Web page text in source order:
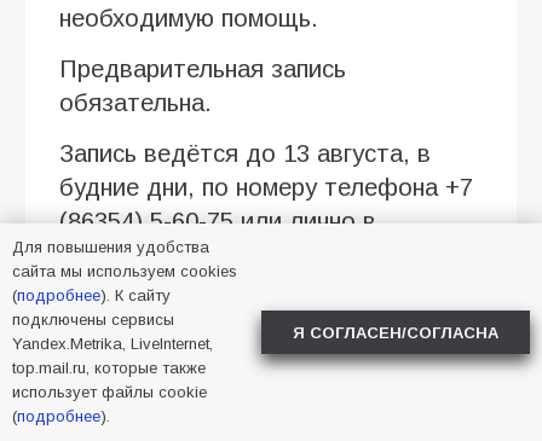
необходимую помощь.
Предварительная запись
обязательна.
Запись ведётся до 13 августа, в
будние дни, по номеру телефона +7
(86354) 5-60-75 или лично в
Администрации города (пл. Ленина,
3)
После завершения приёма на
площадке ГКДЦ продолжится
праздничная программа. С 14:30
Для повышения удобства
сайта мы используем cookies
(подробнее). К сайту
подключены сервисы
Yandex.Metrika, LiveInternet,
top.mail.ru, которые также
использует файлы cookie
(подробнее).
Я СОГЛАСЕН/СОГЛАСНА